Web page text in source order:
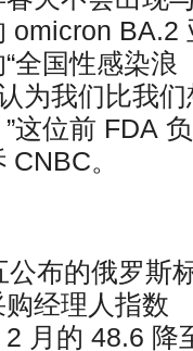
omicron BA.2
全国性感染浪
为我们比我们
这位前 FDA
CNBC。
公布的俄罗斯
经理人指数
月的 48.6 降